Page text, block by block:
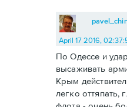
April 17 2016,
По Одессе и
высаживать
Крым
легко оттяпать,